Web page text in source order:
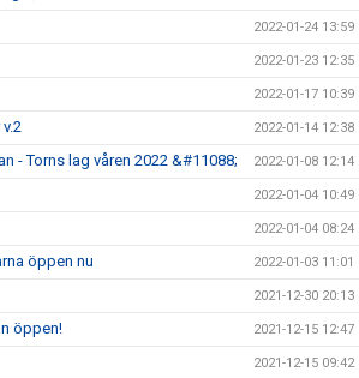
2022-01-24 13:59
2022-01-23 12:35
2022-01-17 10:39
2022-01-14 12:38
- Torns lag våren 2022 &#11088; 2022-01-08 12:14
2022-01-04 10:49
2022-01-04 08:24
öppen nu 2022-01-03 11:01
2021-12-30 20:13
öppen! 2021-12-15 12:47
2021-12-15 09:42